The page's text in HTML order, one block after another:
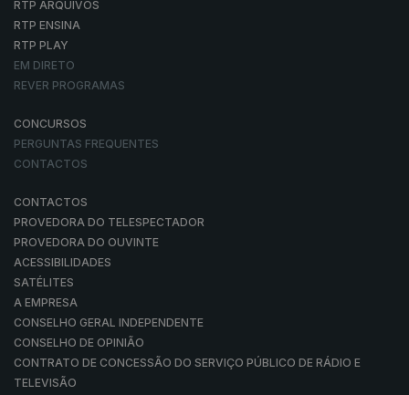
RTP ARQUIVOS
RTP ENSINA
RTP PLAY
EM DIRETO
REVER PROGRAMAS
CONCURSOS
PERGUNTAS FREQUENTES
CONTACTOS
CONTACTOS
PROVEDORA DO TELESPECTADOR
PROVEDORA DO OUVINTE
ACESSIBILIDADES
SATÉLITES
A EMPRESA
CONSELHO GERAL INDEPENDENTE
CONSELHO DE OPINIÃO
CONTRATO DE CONCESSÃO DO SERVIÇO PÚBLICO DE RÁDIO E
TELEVISÃO